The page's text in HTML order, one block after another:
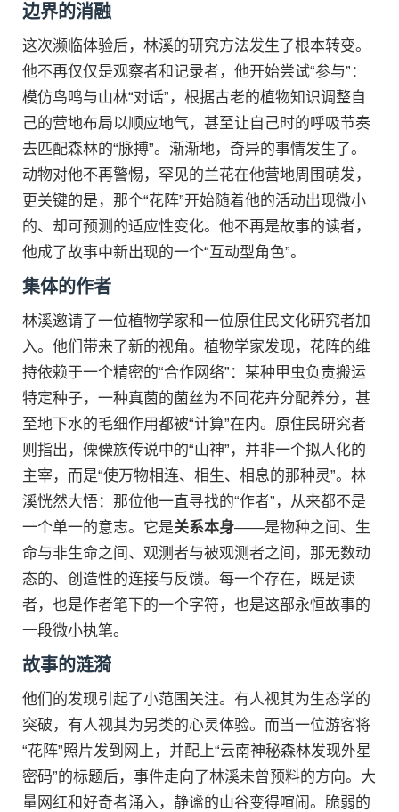
边界的消融
这次濒临体验后，林溪的研究方法发生了根本转变。
他不再仅仅是观察者和记录者，他开始尝试“参与”：
模仿鸟鸣与山林“对话”，根据古老的植物知识调整自
己的营地布局以顺应地气，甚至让自己时的呼吸节奏
去匹配森林的“脉搏”。渐渐地，奇异的事情发生了。
动物对他不再警惕，罕见的兰花在他营地周围萌发，
更关键的是，那个“花阵”开始随着他的活动出现微小
的、却可预测的适应性变化。他不再是故事的读者，
他成了故事中新出现的一个“互动型角色”。
集体的作者
林溪邀请了一位植物学家和一位原住民文化研究者加
入。他们带来了新的视角。植物学家发现，花阵的维
持依赖于一个精密的“合作网络”：某种甲虫负责搬运
特定种子，一种真菌的菌丝为不同花卉分配养分，甚
至地下水的毛细作用都被“计算”在内。原住民研究者
则指出，傈僳族传说中的“山神”，并非一个拟人化的
主宰，而是“使万物相连、相生、相息的那种灵”。林
溪恍然大悟：那位他一直寻找的“作者”，从来都不是
一个单一的意志。它是关系本身——是物种之间、生
命与非生命之间、观测者与被观测者之间，那无数动
态的、创造性的连接与反馈。每一个存在，既是读
者，也是作者笔下的一个字符，也是这部永恒故事的
一段微小执笔。
故事的涟漪
他们的发现引起了小范围关注。有人视其为生态学的
突破，有人视其为另类的心灵体验。而当一位游客将
“花阵”照片发到网上，并配上“云南神秘森林发现外星
密码”的标题后，事件走向了林溪未曾预料的方向。大
量网红和好奇者涌入，静谧的山谷变得喧闹。脆弱的